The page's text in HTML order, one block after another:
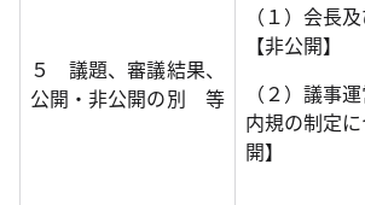
５ 議題、審議結果、
公開・非公開の別 等
（１）会長
【非公開】
（２）議事
内規の制定
開】